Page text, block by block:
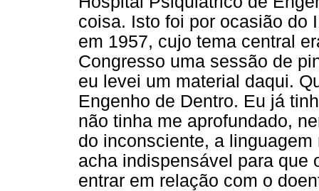
coisa. Isto foi por ocasião do
em 1957, cujo tema central
Congresso uma sessão de
eu levei um material daqui.
Engenho de Dentro. Eu já
não tinha me aprofundado,
do inconsciente, a
acha indispensável para que
entrar em relação com o